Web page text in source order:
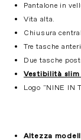
Pantalone in
Vita alta.
Chiusura
Tre tasche
Due tasche
Vestibilità
Logo "NINE IN
Altezza